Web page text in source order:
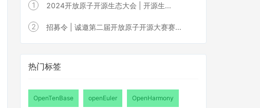
1 2024开放原子开源生态大会 | 开源生...
2 招募令 | 诚邀第二届开放原子开源大赛赛...
热门标签
OpenTenBase openEuler OpenHarmony